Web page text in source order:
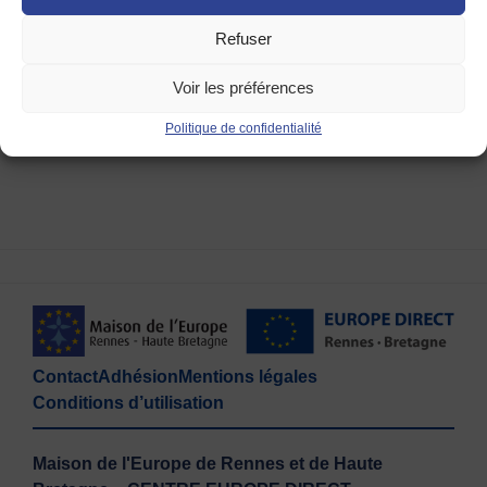
Refuser
Voir les préférences
Politique de confidentialité
Michel Dorin – Président
Europe créative est le programme phare de la Commission
https://culture.ec.europa.eu/fr/creative-europe
ContactAdhésion Mentions légales
Conditions d’utilisation
Maison de l'Europe de Rennes et de Haute